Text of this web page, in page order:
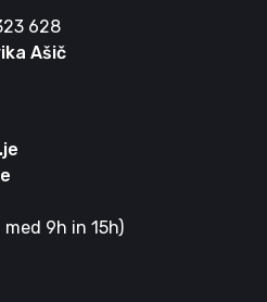
628
Ašič
9h in 15h)